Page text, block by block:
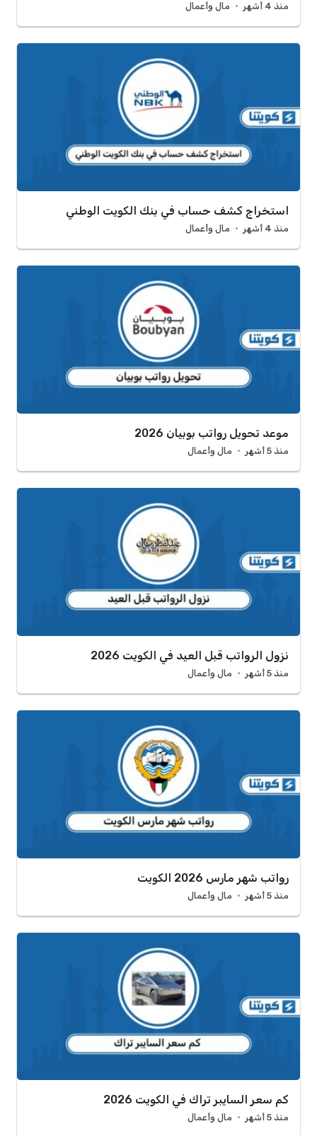
منذ 4 أشهر مال وأعمال
استخراج كشف حساب في بنك الكويت الوطني
منذ 4 أشهر مال وأعمال
موعد تحويل رواتب بوبيان 2026
منذ 5 أشهر مال وأعمال
نزول الرواتب قبل العيد في الكويت 2026
منذ 5 أشهر مال وأعمال
رواتب شهر مارس 2026 الكويت
منذ 5 أشهر مال وأعمال
كم سعر السايبر تراك في الكويت 2026
منذ 5 أشهر مال وأعمال